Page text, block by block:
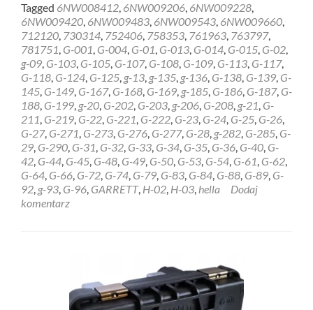
about
REGENERACJA
STEROWNIK
HELLA
GARRETT
6NW009228
Ełk
Tagged 6NW008412, 6NW009206, 6NW009228,
6NW009420, 6NW009483, 6NW009543, 6NW009660,
712120, 730314, 752406, 758353, 761963, 763797,
781751, G-001, G-004, G-01, G-013, G-014, G-015, G-02,
g-09, G-103, G-105, G-107, G-108, G-109, G-113, G-117,
G-118, G-124, G-125, g-13, g-135, g-136, G-138, G-139, G-
145, G-149, G-167, G-168, G-169, g-185, G-186, G-187, G-
188, G-199, g-20, G-202, G-203, g-206, G-208, g-21, G-
211, G-219, G-22, G-221, G-222, G-23, G-24, G-25, G-26,
G-27, G-271, G-273, G-276, G-277, G-28, g-282, G-285, G-
29, G-290, G-31, G-32, G-33, G-34, G-35, G-36, G-40, G-
42, G-44, G-45, G-48, G-49, G-50, G-53, G-54, G-61, G-62,
G-64, G-66, G-72, G-74, G-79, G-83, G-84, G-88, G-89, G-
92, g-93, G-96, GARRETT, H-02, H-03, hella
Dodaj
komentarz